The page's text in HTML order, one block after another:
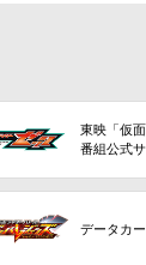
東映「仮
番組公式
データカ